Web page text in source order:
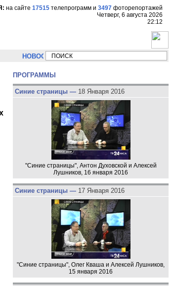
на сайте 17515 телепрограмм и 3497 фоторепортажей
Четверг, 6 августа 2026
22:12
НОВОСТИ: Сергей Цыпляев "Мир как никогда близко
ПРОГРАММЫ
Синие страницы — 18 Января 2016
"Синие страницы", Антон Духовской и Алексей
Лушников, 16 января 2016
Синие страницы — 17 Января 2016
"Синие страницы", Олег Кваша и Алексей Лушников,
15 января 2016